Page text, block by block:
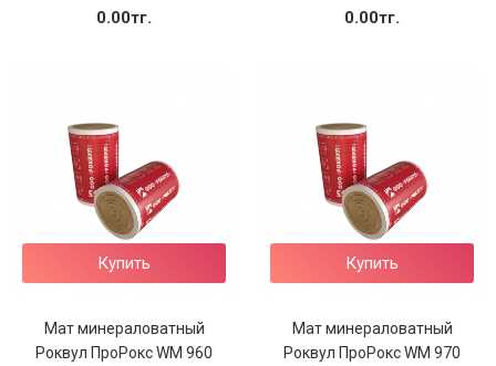
0.00тг. 0.00тг.
Купить
Мат минераловатный
Роквул ПроРокс WM 960
Купить
Мат минераловатный
Роквул ПроРокс WM 970